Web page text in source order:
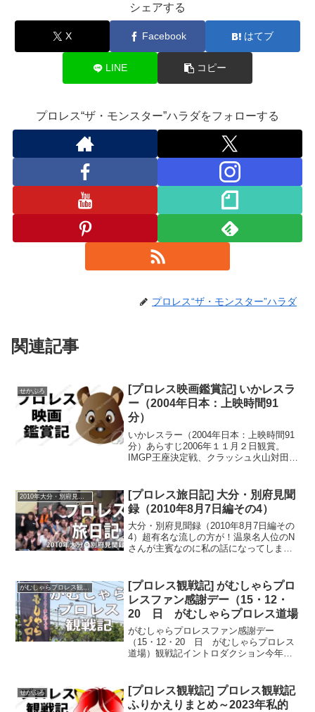
o
Cl
a
ss
ro
o
m
シェアする
X Facebook はてブ
LINE コピー
プロレス“ザ・モンスター”ハラダをフォローする
プロレス“ザ・モンスター”ハラダ
関連記事
せかぷろ
[プロレス映画鑑賞記] いかレスラ
ー（2004年日本：上映時間91
分）
いかレスラー（2004年日本：上映時間91
分）あらすじ2006年１１月２日観賞。
IMGP王座決定戦、クラッシュ火山対田口
に輝いた田口からベルトを奪い、必殺
技”ノーザ...
[プロレス旅日記] 大分・別府見聞
録（2010年8月7日編その4）
大分・別府見聞録（2010年8月7日編その
4）超有名な流しの方が！温泉名人位のN
さんが主賓なのに私の話になってしまっ
さんが主役の会なので流れがこうならな
かったら出さな...
がむしゃらプロレス観戦記
[プロレス観戦記] がむしゃらプロ
レスファン感謝デー（15・12・
20 日 がむしゃらプロレス道場
がむしゃらプロレスファン感謝デー
（15・12・20 日 がむしゃらプロレス
道場）観戦記イントロダクション今年も
る感じがしてくる。今年の場合、ビッグ
マッチが通常よりもちょ...
せかぷろ
[プロレス観戦記] プロレス観戦記
ふりかえりまとめ～2023年私的